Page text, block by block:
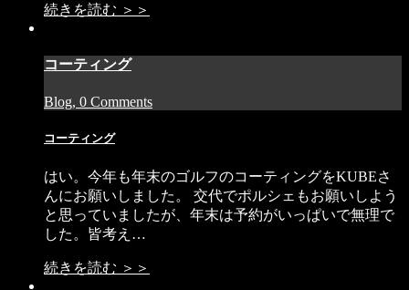
続きを読む ＞＞
コーティング
Blog, 0 Comments
コーティング
はい。今年も年末のゴルフのコーティングをKUBEさ
んにお願いしました。 交代でポルシェもお願いしよう
と思っていましたが、年末は予約がいっぱいで無理で
した。皆考え…
続きを読む ＞＞